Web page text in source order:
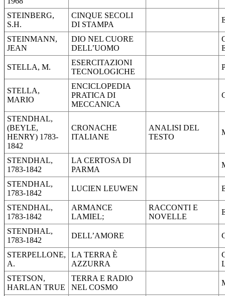
STEINBERG,
S.H.
CINQUE SECOLI
DI STAMPA
STEINMANN,
JEAN
DIO NEL CUORE
DELL’UOMO
STELLA, M.
ESERCITAZIONI
TECNOLOGICHE
STELLA,
MARIO
ENCICLOPEDIA
PRATICA DI
MECCANICA
STENDHAL,
(BEYLE,
HENRY) 1783-
1842
CRONACHE
ITALIANE
ANALISI DEL
TESTO
STENDHAL,
1783-1842
LA CERTOSA DI
PARMA
STENDHAL,
1783-1842
LUCIEN LEUWEN
STENDHAL,
1783-1842
ARMANCE
LAMIEL;
RACCONTI E
NOVELLE
STENDHAL,
1783-1842
DELL’AMORE
STERPELLONE,
A.
LA TERRA È
AZZURRA
STETSON,
HARLAN TRUE
TERRA E RADIO
NEL COSMO